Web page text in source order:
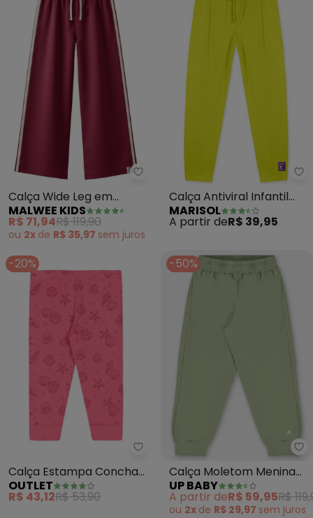
Malwee Kids - Calça Wide Leg
Calça Wide Leg em
Cotton (Bordô)
MALWEE KIDS
R$ 71,94R$ 119,90
ou 2x de R$ 35,97 sem juros
Calça Antiviral Infantil
Feminina (Verde)
MARISOL
A partir deR$ 39,95
-20%
Outlet - Calça Estampa
Calça Estampa Conchas
Menina (Rosa )
OUTLET
R$ 43,12R$ 53,90
-50%
Calça Moletom Menina
(Verde)
UP BABY
A partir deR$ 59,95R$
ou 2x de R$ 29,97 sem juros